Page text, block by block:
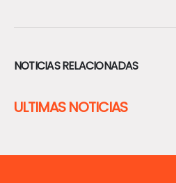
NOTICIAS RELACIONADAS
ULTIMAS NOTICIAS